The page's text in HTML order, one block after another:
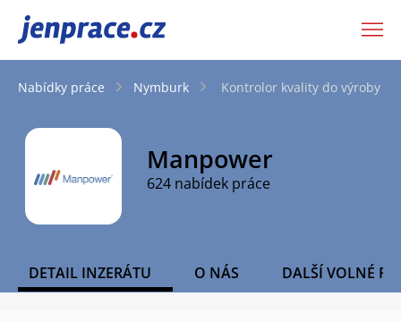
JenPráce.cz
Nabídky práce Nymburk Kontrolor kvality do výroby -
Manpower
624 nabídek práce
DETAIL INZERÁTU O NÁS DALŠÍ VOLNÉ